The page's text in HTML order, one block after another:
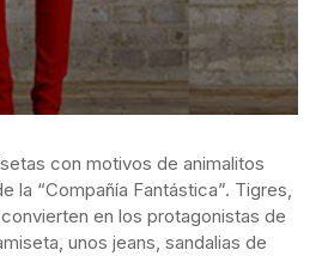
con motivos de animalitos
la “Compañía Fantástica”. Tigres,
en los protagonistas de
unos jeans, sandalias de